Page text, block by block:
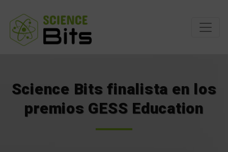
Science Bits finalista en los
premios GESS Education